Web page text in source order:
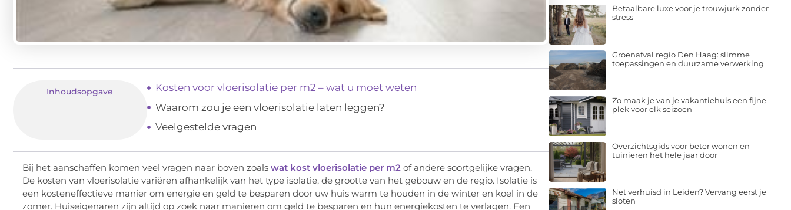
Inhoudsopgave
Kosten voor vloerisolatie per m2 – wat u moet weten
Waarom zou je een vloerisolatie laten leggen?
Veelgestelde vragen
Bij het aanschaffen komen veel vragen naar boven zoals wat kost vloerisolatie per m2 of andere soortgelijke vragen.
De kosten van vloerisolatie variëren afhankelijk van het type isolatie, de grootte van het gebouw en de regio. Isolatie is
een kosteneffectieve manier om energie en geld te besparen door uw huis warm te houden in de winter en koel in de
zomer. Huiseigenaren zijn altijd op zoek naar manieren om geld te besparen en hun energiekosten te verlagen. Een
Betaalbare luxe voor je trouwjurk zonder
stress
Groenafval regio Den Haag: slimme
toepassingen en duurzame verwerking
Zo maak je van je vakantiehuis een fijne
plek voor elk seizoen
Overzichtsgids voor beter wonen en
tuinieren het hele jaar door
Net verhuisd in Leiden? Vervang eerst je
sloten